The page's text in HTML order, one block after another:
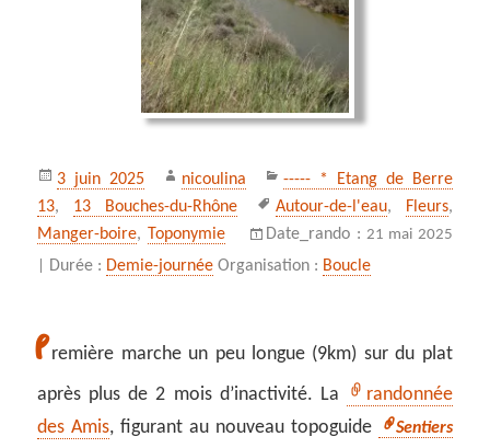
Publié
le
3 juin 2025 Auteur
nicoulina Catégories
----- * Etang de Berre
13, 13 Bouches-du-Rhône
Mots-
clés
Autour-de-l'eau, Fleurs,
Manger-boire, Toponymie Date_rando : 21 mai 2025
Durée : Demie-journée Organisation : Boucle
Première marche un peu longue (9km) sur du plat
après plus de 2 mois d’inactivité. La
randonnée
des Amis, figurant au nouveau topoguide
Sentiers